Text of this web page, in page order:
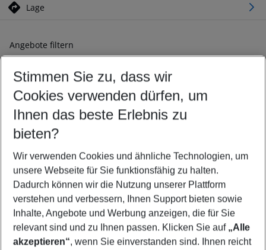
Lage
Angebote filtern
Ändern Sie Ihre Kriterien nach Ihren Wünschen
Abflughafen wählen
Beliebiger Abflughafen
Reisezeitraum wählen
08.08.26– 06.08.27 5-8 Nächte
2 Erwachsene Keine Kinder
Mehr Filter anzeigen
Stimmen Sie zu, dass wir
Cookies verwenden dürfen, um
Ihnen das beste Erlebnis zu
bieten?
Wir verwenden Cookies und ähnliche Technologien, um
unsere Webseite für Sie funktionsfähig zu halten.
Dadurch können wir die Nutzung unserer Plattform
verstehen und verbessern, Ihnen Support bieten sowie
Inhalte, Angebote und Werbung anzeigen, die für Sie
relevant sind und zu Ihnen passen. Klicken Sie auf „Alle
akzeptieren“, wenn Sie einverstanden sind. Ihnen reicht